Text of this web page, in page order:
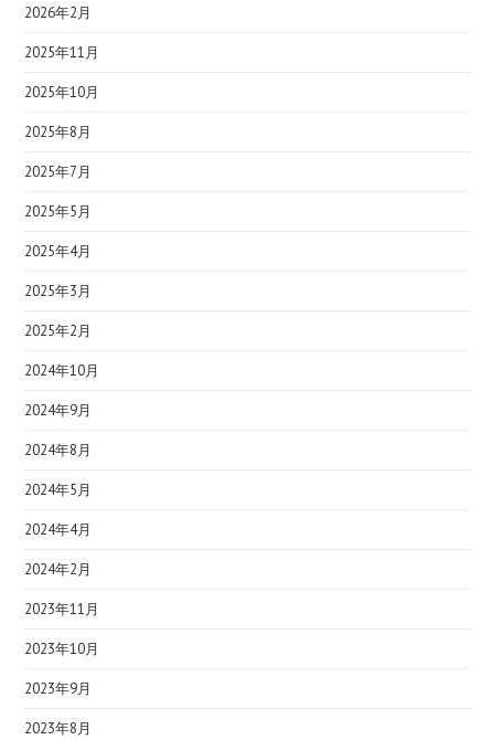
2026年2月
2025年11月
2025年10月
2025年8月
2025年7月
2025年5月
2025年4月
2025年3月
2025年2月
2024年10月
2024年9月
2024年8月
2024年5月
2024年4月
2024年2月
2023年11月
2023年10月
2023年9月
2023年8月